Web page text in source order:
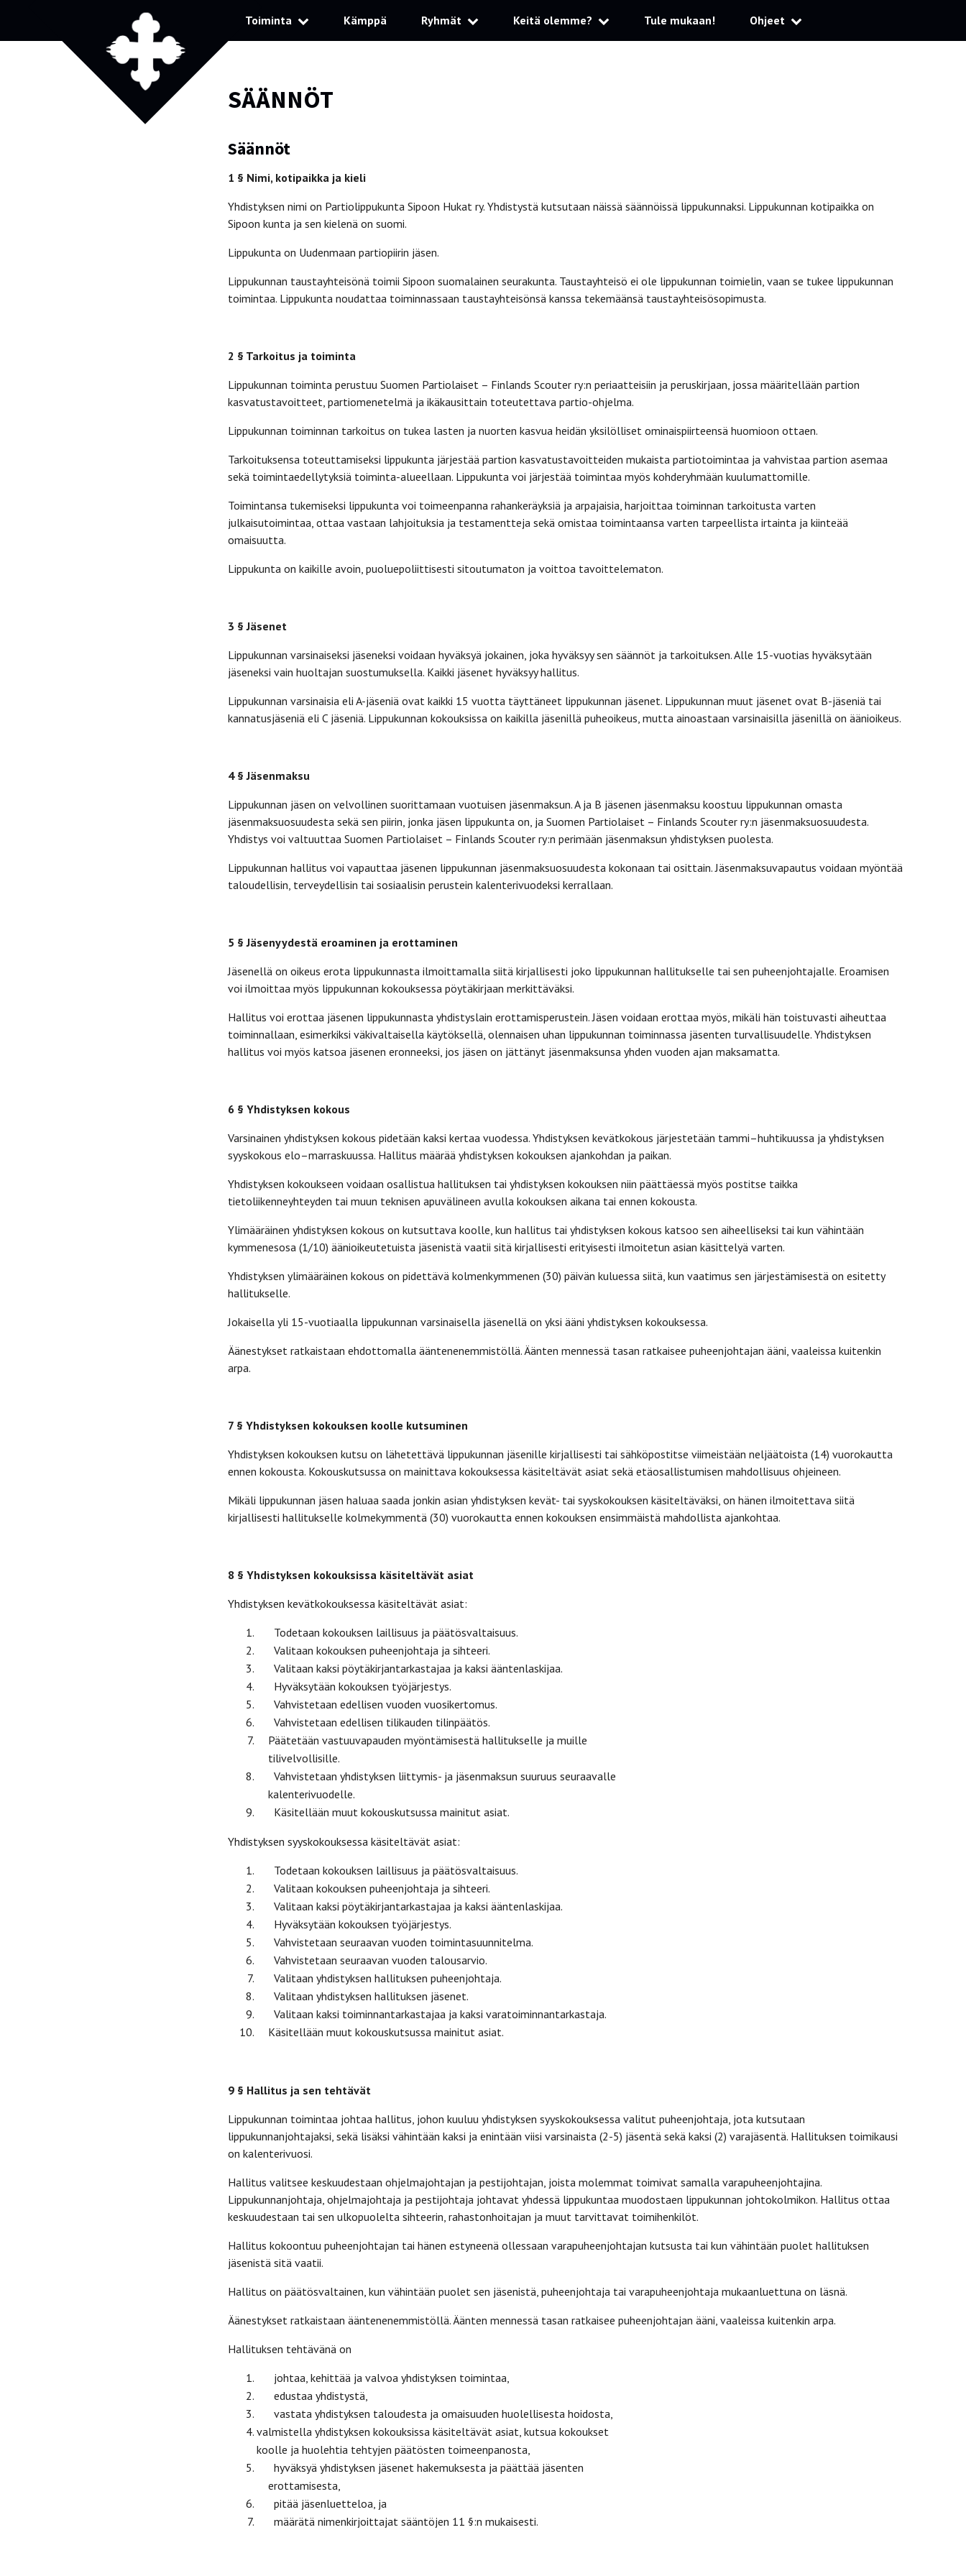
Toiminta Kämppä Ryhmät Keitä olemme? Tule mukaan! Ohjeet
SÄÄNNÖT
Säännöt
1 § Nimi, kotipaikka ja kieli
Yhdistyksen nimi on Partiolippukunta Sipoon Hukat ry. Yhdistystä kutsutaan näissä säännöissä lippukunnaksi. Lippukunnan kotipaikka on
Sipoon kunta ja sen kielenä on suomi.
Lippukunta on Uudenmaan partiopiirin jäsen.
Lippukunnan taustayhteisönä toimii Sipoon suomalainen seurakunta. Taustayhteisö ei ole lippukunnan toimielin, vaan se tukee lippukunnan
toimintaa. Lippukunta noudattaa toiminnassaan taustayhteisönsä kanssa tekemäänsä taustayhteisösopimusta.
2 § Tarkoitus ja toiminta
Lippukunnan toiminta perustuu Suomen Partiolaiset – Finlands Scouter ry:n periaatteisiin ja peruskirjaan, jossa määritellään partion
kasvatustavoitteet, partiomenetelmä ja ikäkausittain toteutettava partio-ohjelma.
Lippukunnan toiminnan tarkoitus on tukea lasten ja nuorten kasvua heidän yksilölliset ominaispiirteensä huomioon ottaen.
Tarkoituksensa toteuttamiseksi lippukunta järjestää partion kasvatustavoitteiden mukaista partiotoimintaa ja vahvistaa partion asemaa
sekä toimintaedellytyksiä toiminta-alueellaan. Lippukunta voi järjestää toimintaa myös kohderyhmään kuulumattomille.
Toimintansa tukemiseksi lippukunta voi toimeenpanna rahankeräyksiä ja arpajaisia, harjoittaa toiminnan tarkoitusta varten
julkaisutoimintaa, ottaa vastaan lahjoituksia ja testamentteja sekä omistaa toimintaansa varten tarpeellista irtainta ja kiinteää
omaisuutta.
Lippukunta on kaikille avoin, puoluepoliittisesti sitoutumaton ja voittoa tavoittelematon.
3 § Jäsenet
Lippukunnan varsinaiseksi jäseneksi voidaan hyväksyä jokainen, joka hyväksyy sen säännöt ja tarkoituksen. Alle 15-vuotias hyväksytään
jäseneksi vain huoltajan suostumuksella. Kaikki jäsenet hyväksyy hallitus.
Lippukunnan varsinaisia eli A-jäseniä ovat kaikki 15 vuotta täyttäneet lippukunnan jäsenet. Lippukunnan muut jäsenet ovat B-jäseniä tai
kannatusjäseniä eli C jäseniä. Lippukunnan kokouksissa on kaikilla jäsenillä puheoikeus, mutta ainoastaan varsinaisilla jäsenillä on äänioikeus.
4 § Jäsenmaksu
Lippukunnan jäsen on velvollinen suorittamaan vuotuisen jäsenmaksun. A ja B jäsenen jäsenmaksu koostuu lippukunnan omasta
jäsenmaksuosuudesta sekä sen piirin, jonka jäsen lippukunta on, ja Suomen Partiolaiset – Finlands Scouter ry:n jäsenmaksuosuudesta.
Yhdistys voi valtuuttaa Suomen Partiolaiset – Finlands Scouter ry:n perimään jäsenmaksun yhdistyksen puolesta.
Lippukunnan hallitus voi vapauttaa jäsenen lippukunnan jäsenmaksuosuudesta kokonaan tai osittain. Jäsenmaksuvapautus voidaan myöntää
taloudellisin, terveydellisin tai sosiaalisin perustein kalenterivuodeksi kerrallaan.
5 § Jäsenyydestä eroaminen ja erottaminen
Jäsenellä on oikeus erota lippukunnasta ilmoittamalla siitä kirjallisesti joko lippukunnan hallitukselle tai sen puheenjohtajalle. Eroamisen
voi ilmoittaa myös lippukunnan kokouksessa pöytäkirjaan merkittäväksi.
Hallitus voi erottaa jäsenen lippukunnasta yhdistyslain erottamisperustein. Jäsen voidaan erottaa myös, mikäli hän toistuvasti aiheuttaa
toiminnallaan, esimerkiksi väkivaltaisella käytöksellä, olennaisen uhan lippukunnan toiminnassa jäsenten turvallisuudelle. Yhdistyksen
hallitus voi myös katsoa jäsenen eronneeksi, jos jäsen on jättänyt jäsenmaksunsa yhden vuoden ajan maksamatta.
6 § Yhdistyksen kokous
Varsinainen yhdistyksen kokous pidetään kaksi kertaa vuodessa. Yhdistyksen kevätkokous järjestetään tammi–huhtikuussa ja yhdistyksen
syyskokous elo–marraskuussa. Hallitus määrää yhdistyksen kokouksen ajankohdan ja paikan.
Yhdistyksen kokoukseen voidaan osallistua hallituksen tai yhdistyksen kokouksen niin päättäessä myös postitse taikka
tietoliikenneyhteyden tai muun teknisen apuvälineen avulla kokouksen aikana tai ennen kokousta.
Ylimääräinen yhdistyksen kokous on kutsuttava koolle, kun hallitus tai yhdistyksen kokous katsoo sen aiheelliseksi tai kun vähintään
kymmenesosa (1/10) äänioikeutetuista jäsenistä vaatii sitä kirjallisesti erityisesti ilmoitetun asian käsittelyä varten.
Yhdistyksen ylimääräinen kokous on pidettävä kolmenkymmenen (30) päivän kuluessa siitä, kun vaatimus sen järjestämisestä on esitetty
hallitukselle.
Jokaisella yli 15-vuotiaalla lippukunnan varsinaisella jäsenellä on yksi ääni yhdistyksen kokouksessa.
Äänestykset ratkaistaan ehdottomalla ääntenenemmistöllä. Äänten mennessä tasan ratkaisee puheenjohtajan ääni, vaaleissa kuitenkin
arpa.
7 § Yhdistyksen kokouksen koolle kutsuminen
Yhdistyksen kokouksen kutsu on lähetettävä lippukunnan jäsenille kirjallisesti tai sähköpostitse viimeistään neljäätoista (14) vuorokautta
ennen kokousta. Kokouskutsussa on mainittava kokouksessa käsiteltävät asiat sekä etäosallistumisen mahdollisuus ohjeineen.
Mikäli lippukunnan jäsen haluaa saada jonkin asian yhdistyksen kevät- tai syyskokouksen käsiteltäväksi, on hänen ilmoitettava siitä
kirjallisesti hallitukselle kolmekymmentä (30) vuorokautta ennen kokouksen ensimmäistä mahdollista ajankohtaa.
8 § Yhdistyksen kokouksissa käsiteltävät asiat
Yhdistyksen kevätkokouksessa käsiteltävät asiat:
Todetaan kokouksen laillisuus ja päätösvaltaisuus.
Valitaan kokouksen puheenjohtaja ja sihteeri.
Valitaan kaksi pöytäkirjantarkastajaa ja kaksi ääntenlaskijaa.
Hyväksytään kokouksen työjärjestys.
Vahvistetaan edellisen vuoden vuosikertomus.
Vahvistetaan edellisen tilikauden tilinpäätös.
Päätetään vastuuvapauden myöntämisestä hallitukselle ja muille
tilivelvollisille.
Vahvistetaan yhdistyksen liittymis- ja jäsenmaksun suuruus seuraavalle
kalenterivuodelle.
Käsitellään muut kokouskutsussa mainitut asiat.
Yhdistyksen syyskokouksessa käsiteltävät asiat:
Todetaan kokouksen laillisuus ja päätösvaltaisuus.
Valitaan kokouksen puheenjohtaja ja sihteeri.
Valitaan kaksi pöytäkirjantarkastajaa ja kaksi ääntenlaskijaa.
Hyväksytään kokouksen työjärjestys.
Vahvistetaan seuraavan vuoden toimintasuunnitelma.
Vahvistetaan seuraavan vuoden talousarvio.
Valitaan yhdistyksen hallituksen puheenjohtaja.
Valitaan yhdistyksen hallituksen jäsenet.
Valitaan kaksi toiminnantarkastajaa ja kaksi varatoiminnantarkastaja.
Käsitellään muut kokouskutsussa mainitut asiat.
9 § Hallitus ja sen tehtävät
Lippukunnan toimintaa johtaa hallitus, johon kuuluu yhdistyksen syyskokouksessa valitut puheenjohtaja, jota kutsutaan
lippukunnanjohtajaksi, sekä lisäksi vähintään kaksi ja enintään viisi varsinaista (2-5) jäsentä sekä kaksi (2) varajäsentä. Hallituksen toimikausi
on kalenterivuosi.
Hallitus valitsee keskuudestaan ohjelmajohtajan ja pestijohtajan, joista molemmat toimivat samalla varapuheenjohtajina.
Lippukunnanjohtaja, ohjelmajohtaja ja pestijohtaja johtavat yhdessä lippukuntaa muodostaen lippukunnan johtokolmikon. Hallitus ottaa
keskuudestaan tai sen ulkopuolelta sihteerin, rahastonhoitajan ja muut tarvittavat toimihenkilöt.
Hallitus kokoontuu puheenjohtajan tai hänen estyneenä ollessaan varapuheenjohtajan kutsusta tai kun vähintään puolet hallituksen
jäsenistä sitä vaatii.
Hallitus on päätösvaltainen, kun vähintään puolet sen jäsenistä, puheenjohtaja tai varapuheenjohtaja mukaanluettuna on läsnä.
Äänestykset ratkaistaan ääntenenemmistöllä. Äänten mennessä tasan ratkaisee puheenjohtajan ääni, vaaleissa kuitenkin arpa.
Hallituksen tehtävänä on
johtaa, kehittää ja valvoa yhdistyksen toimintaa,
edustaa yhdistystä,
vastata yhdistyksen taloudesta ja omaisuuden huolellisesta hoidosta,
valmistella yhdistyksen kokouksissa käsiteltävät asiat, kutsua kokoukset
koolle ja huolehtia tehtyjen päätösten toimeenpanosta,
hyväksyä yhdistyksen jäsenet hakemuksesta ja päättää jäsenten
erottamisesta,
pitää jäsenluetteloa, ja
määrätä nimenkirjoittajat sääntöjen 11 §:n mukaisesti.